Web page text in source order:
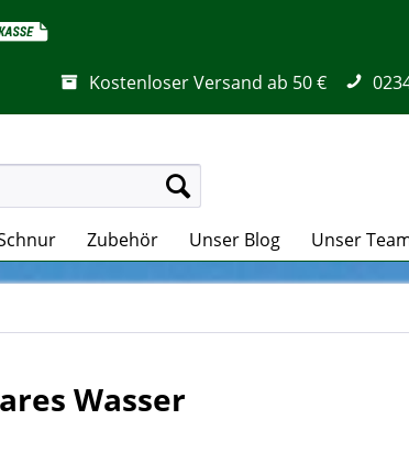
Kostenloser Versand ab 50 €
Zubehör Unser Blog Unser
Wasser